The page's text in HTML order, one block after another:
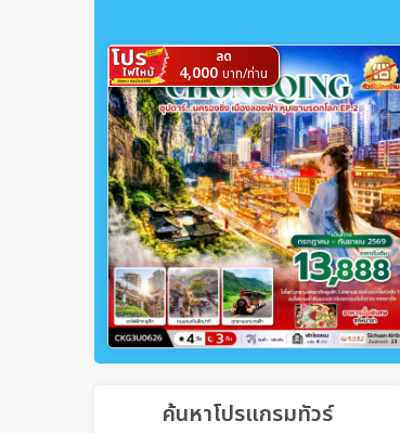
ลด
4,000 บาท/ท่าน
ค้นหาโปรแกรมทัวร์